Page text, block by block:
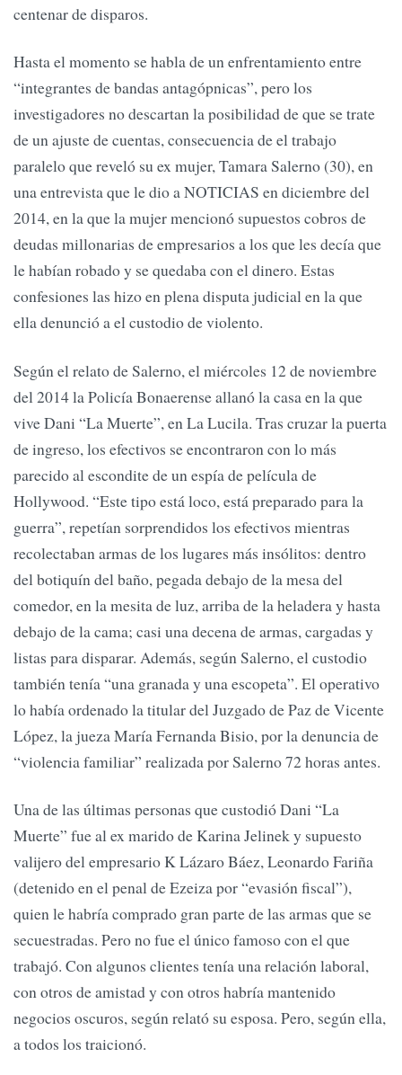
centenar de disparos.
Hasta el momento se habla de un enfrentamiento entre
“integrantes de bandas antagópnicas”, pero los
investigadores no descartan la posibilidad de que se trate
de un ajuste de cuentas, consecuencia de el trabajo
paralelo que reveló su ex mujer, Tamara Salerno (30), en
una entrevista que le dio a NOTICIAS en diciembre del
2014, en la que la mujer mencionó supuestos cobros de
deudas millonarias de empresarios a los que les decía que
le habían robado y se quedaba con el dinero. Estas
confesiones las hizo en plena disputa judicial en la que
ella denunció a el custodio de violento.
Según el relato de Salerno, el miércoles 12 de noviembre
del 2014 la Policía Bonaerense allanó la casa en la que
vive Dani “La Muerte”, en La Lucila. Tras cruzar la puerta
de ingreso, los efectivos se encontraron con lo más
parecido al escondite de un espía de película de
Hollywood. “Este tipo está loco, está preparado para la
guerra”, repetían sorprendidos los efectivos mientras
recolectaban armas de los lugares más insólitos: dentro
del botiquín del baño, pegada debajo de la mesa del
comedor, en la mesita de luz, arriba de la heladera y hasta
debajo de la cama; casi una decena de armas, cargadas y
listas para disparar. Además, según Salerno, el custodio
también tenía “una granada y una escopeta”. El operativo
lo había ordenado la titular del Juzgado de Paz de Vicente
López, la jueza María Fernanda Bisio, por la denuncia de
“violencia familiar” realizada por Salerno 72 horas antes.
Una de las últimas personas que custodió Dani “La
Muerte” fue al ex marido de Karina Jelinek y supuesto
valijero del empresario K Lázaro Báez, Leonardo Fariña
(detenido en el penal de Ezeiza por “evasión fiscal”),
quien le habría comprado gran parte de las armas que se
secuestradas. Pero no fue el único famoso con el que
trabajó. Con algunos clientes tenía una relación laboral,
con otros de amistad y con otros habría mantenido
negocios oscuros, según relató su esposa. Pero, según ella,
a todos los traicionó.